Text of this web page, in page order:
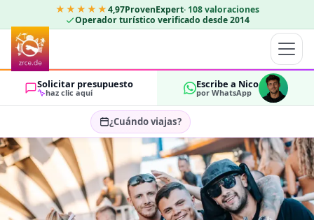
★★★★★4,97ProvenExpert· 108 valoraciones
Operador turístico verificado desde 2014
Solicitar presupuesto
haz clic aquí
Escribe a Nico
por WhatsApp
¿Cuándo viajas?
Seleccionar fechas…
HUÉSPEDES
2 OK